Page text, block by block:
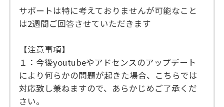
サポートは特に考えておりませんが可能なこと
は2週間ご回答させていただきます
【注意事項】
１：今後youtubeやアドセンスのアップデート
により何らかの問題が起きた場合、こちらでは
対応致し兼ねますので、あらかじめご了承くだ
さい。